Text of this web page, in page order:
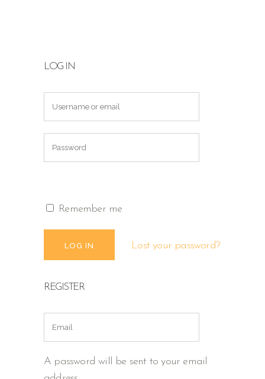
LOG IN
Remember me
Lost your password?
REGISTER
A password will be sent to your email